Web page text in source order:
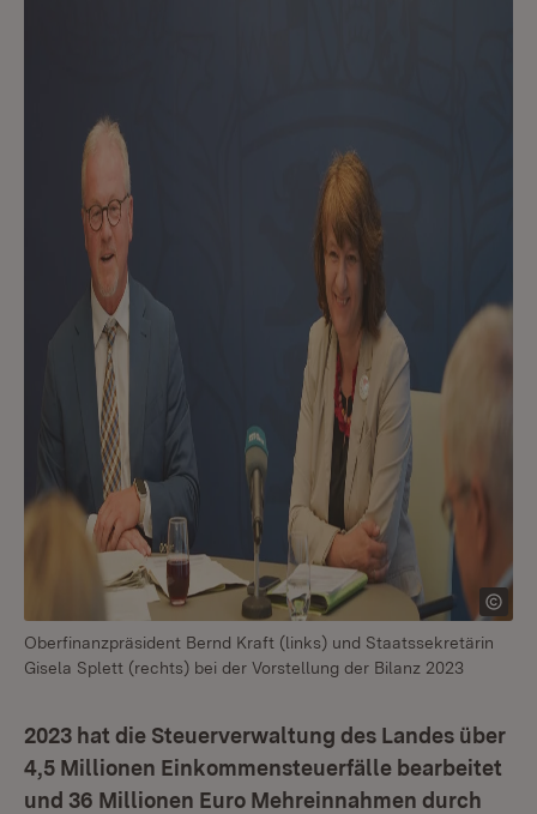
Oberfinanzpräsident Bernd Kraft (links) und Staatssekretärin
Gisela Splett (rechts) bei der Vorstellung der Bilanz 2023
2023 hat die Steuerverwaltung des Landes über
4,5 Millionen Einkommensteuerfälle bearbeitet
und 36 Millionen Euro Mehreinnahmen durch